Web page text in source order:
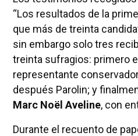
“Los resultados de la
que más de treinta
sin embargo solo tres
treinta sufragios: primero
representante
después Parolin; y
Marc Noël Aveline, con
Durante el recuento de